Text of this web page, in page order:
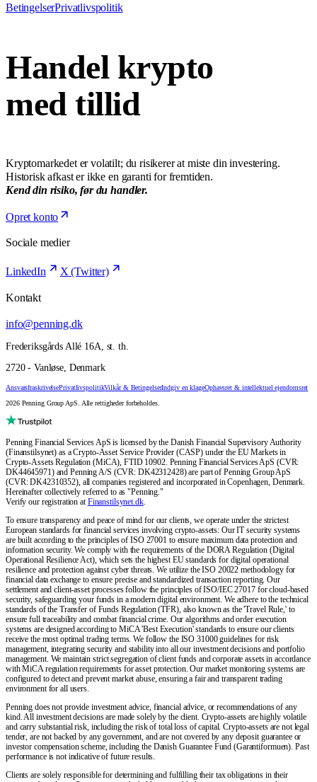
BetingelserPrivatlivspolitik
Handel krypto
med tillid
Kryptomarkedet er volatilt; du risikerer at miste din investering.
Historisk afkast er ikke en garanti for fremtiden.
Kend din risiko, før du handler.
Opret konto
Sociale medier
LinkedIn X (Twitter)
Kontakt
info@penning.dk
Frederiksgårds Allé 16A, st. th.
2720 - Vanløse, Denmark
AnsvarsfraskrivelsePrivatlivspolitikVilkår & BetingelserIndgiv en klageOphavsret & intellektuel ejendomsret
2026 Penning Group ApS. Alle rettigheder forbeholdes.
Penning Financial Services ApS is licensed by the Danish Financial Supervisory Authority
(Finanstilsynet) as a Crypto-Asset Service Provider (CASP) under the EU Markets in
Crypto-Assets Regulation (MiCA), FTID 10902. Penning Financial Services ApS (CVR:
DK44645971) and Penning A/S (CVR: DK42312428) are part of Penning Group ApS
(CVR: DK42310352), all companies registered and incorporated in Copenhagen, Denmark.
Hereinafter collectively referred to as "Penning."
Verify our registration at Finanstilsynet.dk.
To ensure transparency and peace of mind for our clients, we operate under the strictest
European standards for financial services involving crypto-assets: Our IT security systems
are built according to the principles of ISO 27001 to ensure maximum data protection and
information security. We comply with the requirements of the DORA Regulation (Digital
Operational Resilience Act), which sets the highest EU standards for digital operational
resilience and protection against cyber threats. We utilize the ISO 20022 methodology for
financial data exchange to ensure precise and standardized transaction reporting. Our
settlement and client-asset processes follow the principles of ISO/IEC 27017 for cloud-based
security, safeguarding your funds in a modern digital environment. We adhere to the technical
standards of the Transfer of Funds Regulation (TFR), also known as the 'Travel Rule,' to
ensure full traceability and combat financial crime. Our algorithms and order execution
systems are designed according to MiCA 'Best Execution' standards to ensure our clients
receive the most optimal trading terms. We follow the ISO 31000 guidelines for risk
management, integrating security and stability into all our investment decisions and portfolio
management. We maintain strict segregation of client funds and corporate assets in accordance
with MiCA regulation requirements for asset protection. Our market monitoring systems are
configured to detect and prevent market abuse, ensuring a fair and transparent trading
environment for all users.
Penning does not provide investment advice, financial advice, or recommendations of any
kind. All investment decisions are made solely by the client. Crypto-assets are highly volatile
and carry substantial risk, including the risk of total loss of capital. Crypto-assets are not legal
tender, are not backed by any government, and are not covered by any deposit guarantee or
investor compensation scheme, including the Danish Guarantee Fund (Garantiformuen). Past
performance is not indicative of future results.
Clients are solely responsible for determining and fulfilling their tax obligations in their